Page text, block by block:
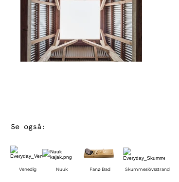
Se også:
Venedig Nuuk Fanø Bad Skummeslövsstrand